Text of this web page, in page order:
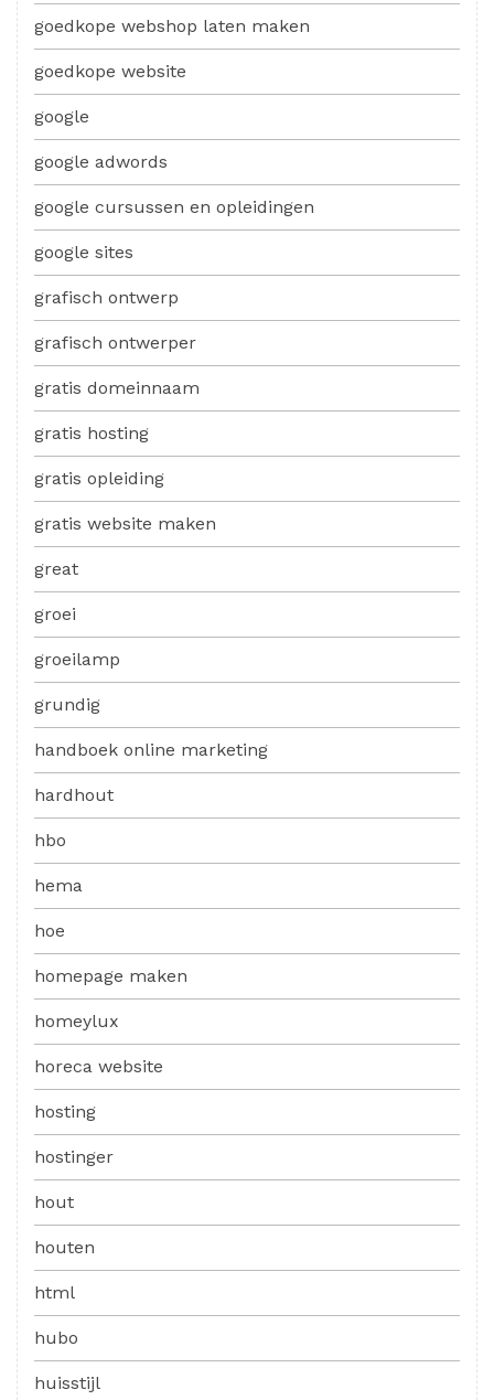
goedkope webshop laten maken
goedkope website
google
google adwords
google cursussen en opleidingen
google sites
grafisch ontwerp
grafisch ontwerper
gratis domeinnaam
gratis hosting
gratis opleiding
gratis website maken
great
groei
groeilamp
grundig
handboek online marketing
hardhout
hbo
hema
hoe
homepage maken
homeylux
horeca website
hosting
hostinger
hout
houten
html
hubo
huisstijl